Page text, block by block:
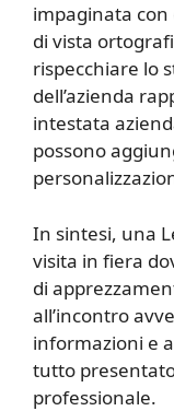
impaginata
di vista
rispecchiare lo
dell’azienda
intestata
possono
In sintesi, una
visita in fiera
di
all’incontro
informazioni e
tutto
professionale.